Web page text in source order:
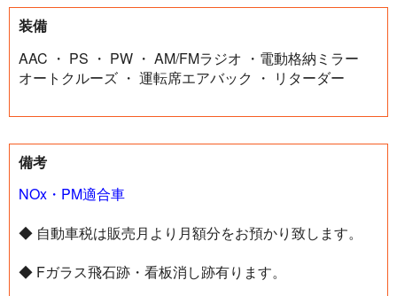
装備
AAC ・ PS ・ PW ・ AM/FMラジオ ・電動格納ミラー
オートクルーズ ・ 運転席エアバック ・ リターダー
備考
NOx・PM適合車
◆ 自動車税は販売月より月額分をお預かり致します。
◆ Fガラス飛石跡・看板消し跡有ります。